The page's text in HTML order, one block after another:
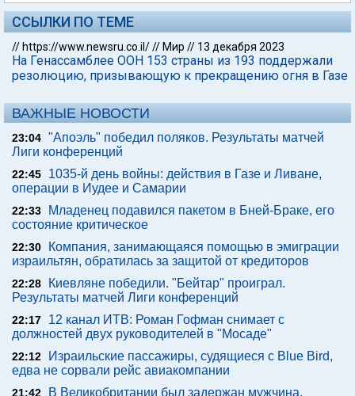
ССЫЛКИ ПО ТЕМЕ
// https://www.newsru.co.il/// Мир // 13 декабря 2023
На Генассамблее ООН 153 страны из 193 поддержали
резолюцию, призывающую к прекращению огня в Газе
ВАЖНЫЕ НОВОСТИ
23:04 "Апоэль" победил поляков. Результаты матчей
Лиги конференций
22:45
1035-й день войны: действия в Газе и Ливане,
операции в Иудее и Самарии
22:33
Младенец подавился пакетом в Бней-Браке, его
состояние критическое
22:30
Компания, занимающаяся помощью в эмиграции
израильтян, обратилась за защитой от кредиторов
22:28
Киевляне победили. "Бейтар" проиграл.
Результаты матчей Лиги конференций
22:17
12 канал ИТВ: Роман Гофман снимает с
должностей двух руководителей в "Мосаде"
22:12
Израильские пассажиры, судящиеся с Blue Bird,
едва не сорвали рейс авиакомпании
21:42 В Великобритании был задержан мужчина,